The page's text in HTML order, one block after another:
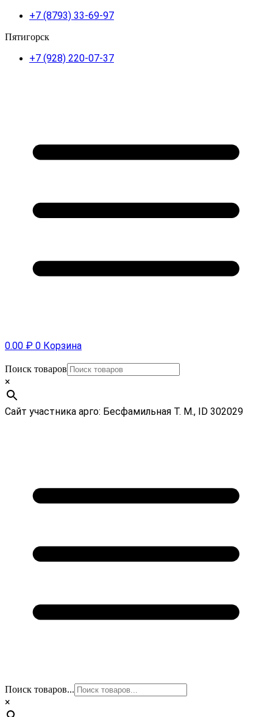
+7 (8793) 33-69-97
Пятигорск
+7 (928) 220-07-37
0.00 ₽ 0 Корзина
Поиск товаров
×
Сайт участника арго: Бесфамильная Т. М., ID 302029
Поиск товаров...
×